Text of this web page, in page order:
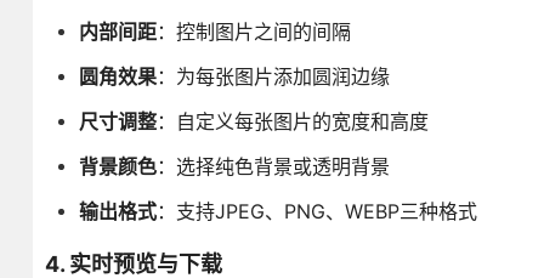
内部间距：控制图片之间的间隔
圆角效果：为每张图片添加圆润边缘
尺寸调整：自定义每张图片的宽度和高度
背景颜色：选择纯色背景或透明背景
输出格式：支持JPEG、PNG、WEBP三种格式
4. 实时预览与下载